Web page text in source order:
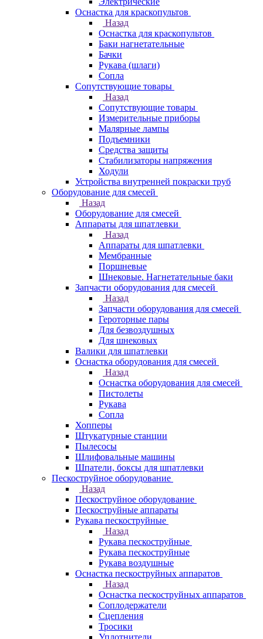
Оснастка для краскопультов
Назад
Оснастка для краскопультов
Баки нагнетательные
Бачки
Рукава (шлаги)
Сопла
Сопутствующие товары
Назад
Сопутствующие товары
Измерительные приборы
Малярные лампы
Подъемники
Средства защиты
Стабилизаторы напряжения
Ходули
Устройства внутренней покраски труб
Оборудование для смесей
Назад
Оборудование для смесей
Аппараты для шпатлевки
Назад
Аппараты для шпатлевки
Мембранные
Поршневые
Шнековые. Нагнетательные баки
Запчасти оборудования для смесей
Назад
Запчасти оборудования для смесей
Героторные пары
Для безвоздушных
Для шнековых
Валики для шпатлевки
Оснастка оборудования для смесей
Назад
Оснастка оборудования для смесей
Пистолеты
Рукава
Сопла
Хопперы
Штукатурные станции
Пылесосы
Шлифовальные машины
Шпатели, боксы для шпатлевки
Пескоструйное оборудование
Назад
Пескоструйное оборудование
Пескоструйные аппараты
Рукава пескоструйные
Назад
Рукава пескоструйные
Рукава пескоструйные
Рукава воздушные
Оснастка пескоструйных аппаратов
Назад
Оснастка пескоструйных аппаратов
Соплодержатели
Сцепления
Тросики
Уплотнители